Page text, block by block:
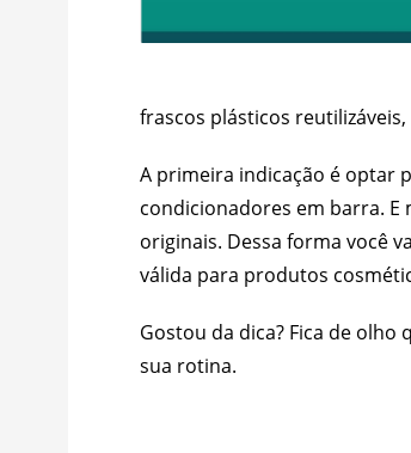
frascos plásticos
A primeira indicação é optar
condicionadores em barra.
originais. Dessa forma você
válida para produtos
Gostou da dica? Fica de
sua rotina.